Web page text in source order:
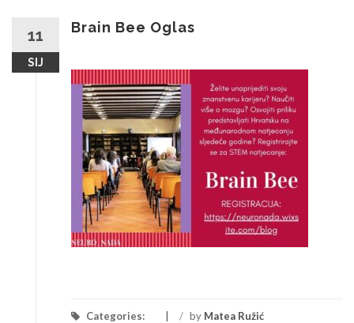
11
SIJ
Brain Bee Oglas
Categories: / by Matea Ružić